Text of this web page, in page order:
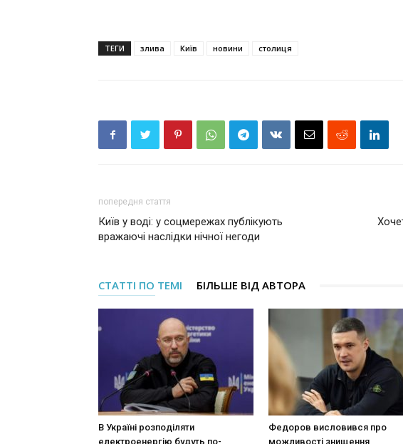
ТЕГИ злива Київ новини столиця
попередня стаття
Київ у воді: у соцмережах публікують
вражаючі наслідки нічної негоди
СТАТТІ ПО ТЕМІ БІЛЬШЕ ВІД АВТОРА
В Україні розподіляти
електроенергію будуть по-
Федоров висловився про
можливості знищення